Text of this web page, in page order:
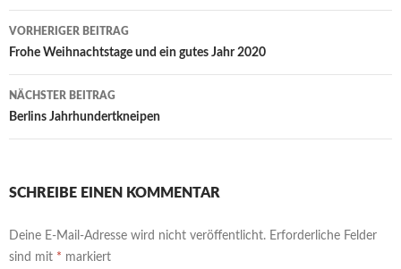
Beitragsnavigation
VORHERIGER BEITRAG
Frohe Weihnachtstage und ein gutes Jahr 2020
NÄCHSTER BEITRAG
Berlins Jahrhundertkneipen
SCHREIBE EINEN KOMMENTAR
Deine E-Mail-Adresse wird nicht veröffentlicht. Erforderliche Felder
sind mit * markiert